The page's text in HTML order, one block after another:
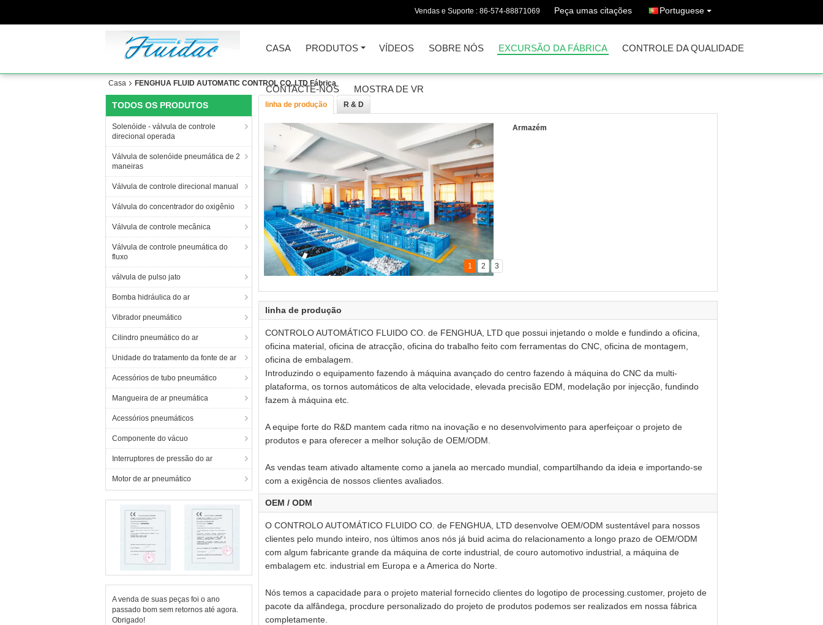
Vendas e Suporte : 86-574-88871069 Peça umas citações Portuguese
CASA PRODUTOS VÍDEOS SOBRE NÓS EXCURSÃO DA FÁBRICA CONTROLE DA QUALIDADE
CONTACTE-NOS MOSTRA DE VR
Casa FENGHUA FLUID AUTOMATIC CONTROL CO.,LTD Fábrica
TODOS OS PRODUTOS
Solenóide - válvula de controle
direcional operada
Válvula de solenóide pneumática de 2
maneiras
Válvula de controle direcional manual
Válvula do concentrador do oxigênio
Válvula de controle mecânica
Válvula de controle pneumática do
fluxo
válvula de pulso jato
Bomba hidráulica do ar
Vibrador pneumático
Cilindro pneumático do ar
Unidade do tratamento da fonte de ar
Acessórios de tubo pneumático
Mangueira de ar pneumática
Acessórios pneumáticos
Componente do vácuo
Interruptores de pressão do ar
Motor de ar pneumático
A venda de suas peças foi o ano
passado bom sem retornos até agora.
Obrigado!
linha de produção R & D
1 2
3
workshop
Linhas de Assmbly
Armazém
linha de produção
CONTROLO AUTOMÁTICO FLUIDO CO. de FENGHUA, LTD que possui injetando o molde e fundindo a oficina,
oficina material, oficina de atracção, oficina do trabalho feito com ferramentas do CNC, oficina de montagem,
oficina de embalagem.
Introduzindo o equipamento fazendo à máquina avançado do centro fazendo à máquina do CNC da multi-
plataforma, os tornos automáticos de alta velocidade, elevada precisão EDM, modelação por injecção, fundindo
fazem à máquina etc.
A equipe forte do R&D mantem cada ritmo na inovação e no desenvolvimento para aperfeiçoar o projeto de
produtos e para oferecer a melhor solução de OEM/ODM.
As vendas team ativado altamente como a janela ao mercado mundial, compartilhando da ideia e importando-se
com a exigência de nossos clientes avaliados.
OEM / ODM
O CONTROLO AUTOMÁTICO FLUIDO CO. de FENGHUA, LTD desenvolve OEM/ODM sustentável para nossos
clientes pelo mundo inteiro, nos últimos anos nós já buid acima do relacionamento a longo prazo de OEM/ODM
com algum fabricante grande da máquina de corte industrial, de couro automotivo industrial, a máquina de
embalagem etc. industrial em Europa e a America do Norte.
Nós temos a capacidade para o projeto material fornecido clientes do logotipo de processing.customer, projeto de
pacote da alfândega, procdure personalizado do projeto de produtos podemos ser realizados em nossa fábrica
completamente.